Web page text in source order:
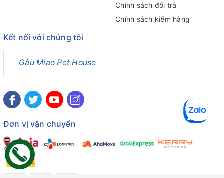
Chính sách đổi trả
Chính sách kiểm hàng
Kết nối với chúng tôi
Gâu Miao Pet House
Đơn vị vận chuyển